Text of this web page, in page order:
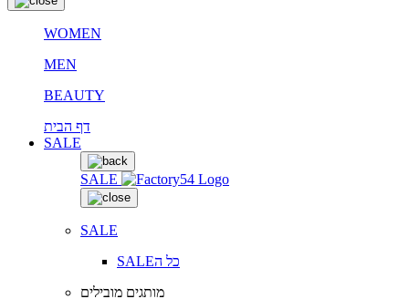
WOMEN
MEN
BEAUTY
דף הבית
SALE
SALE
SALE
SALEכל ה
מותגים מובילים